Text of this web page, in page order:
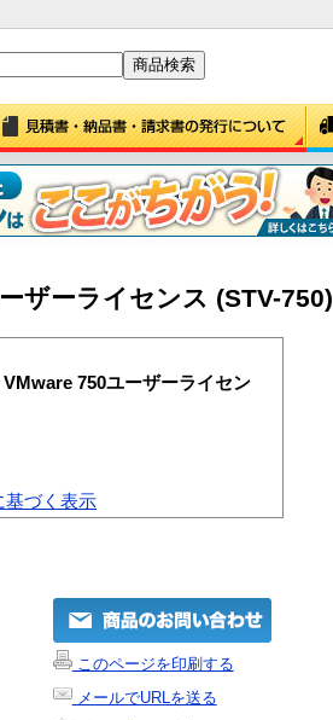
ザーライセンス (STV-750)
750ユーザーライセン
基づく表示
このページを印刷する
メールでURLを送る